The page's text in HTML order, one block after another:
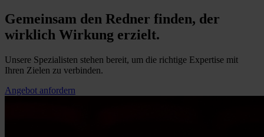
Gemeinsam den Redner finden, der
wirklich Wirkung erzielt.
Unsere Spezialisten stehen bereit, um die richtige Expertise mit
Ihren Zielen zu verbinden.
Angebot anfordern